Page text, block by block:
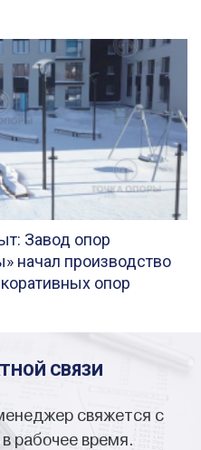
Завод опор
начал производство
опор
СВЯЗИ
свяжется с
рабочее время.